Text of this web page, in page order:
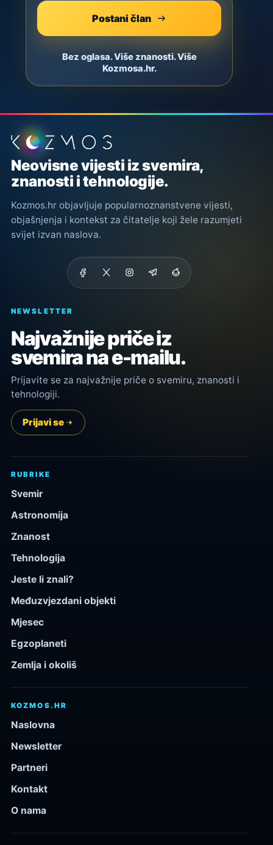
Postani član
Bez oglasa. Više znanosti. Više
Kozmosa.hr.
Podnožje stranice
Neovisne vijesti iz svemira,
znanosti i tehnologije.
Kozmos.hr objavljuje popularnoznanstvene vijesti,
objašnjenja i kontekst za čitatelje koji žele razumjeti
svijet izvan naslova.
NEWSLETTER
Najvažnije priče iz
svemira na e-mailu.
Prijavite se za najvažnije priče o svemiru, znanosti i
tehnologiji.
Prijavi se
RUBRIKE
Svemir
Astronomija
Znanost
Tehnologija
Jeste li znali?
Međuzvjezdani objekti
Mjesec
Egzoplaneti
Zemlja i okoliš
KOZMOS.HR
Naslovna
Newsletter
Partneri
Kontakt
O nama